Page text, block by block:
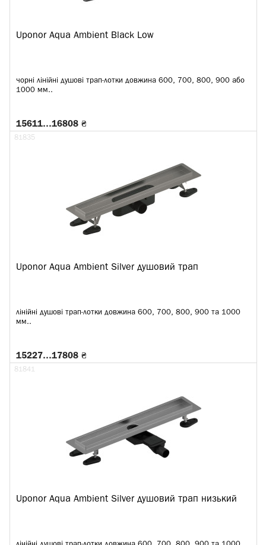
Uponor Aqua Ambient Black Low
чорні лінійні душові трап-лотки довжина 600, 700, 800, 900 або
1000 мм..
15611…16808 ₴
Uponor Aqua Ambient Silver душовий трап
лінійні душові трап-лотки довжина 600, 700, 800, 900 та 1000
мм..
81835
15227…17808 ₴
Uponor Aqua Ambient Silver душовий трап низький
81841